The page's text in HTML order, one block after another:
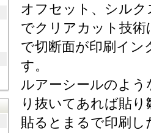
オフセット、シル
でクリアカット技
で切断面が印刷イ
す。
ルアーシールのよ
り抜いてあれば貼
貼るとまるで印刷